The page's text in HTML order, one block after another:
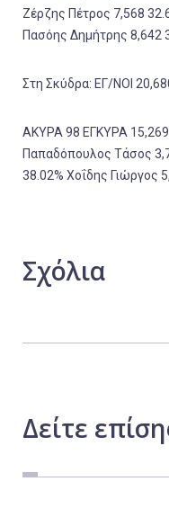
Ζέρζης Πέτρος 7,568
Πασόης Δημήτρης 8,642
Στη Σκύδρα: ΕΓ/ΝΟΙ
ΑΚΥΡΑ 98 ΕΓΚΥΡΑ
Παπαδόπουλος Τάσος
38.02% Χοΐδης Γιώργος
Σχόλια
Δείτε